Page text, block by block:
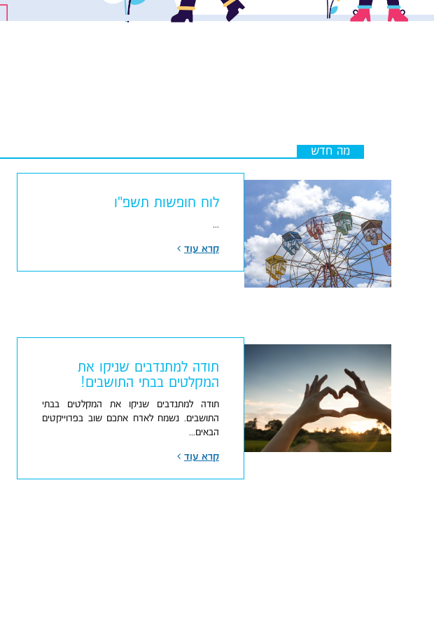
מה חדש
לוח חופשות תשפ"ו
...
קרא עוד
תודה למתנדבים שניקו את
המקלטים בבתי התושבים!
תודה למתנדבים שניקו את המקלטים בבתי
התושבים. נשמח לארח אתכם שוב בפרוייקטים
הבאים...
קרא עוד